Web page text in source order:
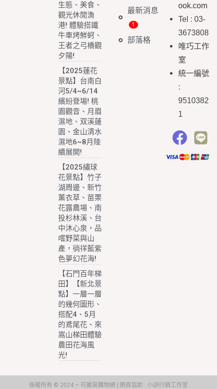
生態、美食、
觀光休閒漁
港! 體驗搭鐵
牛車烤鮮蚵、
王者之弓橋觀
夕陽!
【2025蓮花
景點】台南白
河5/4~6/14
繽紛登場! 桃
園觀音、月眉
濕地、双溪蓮
園、金山清水
濕地6~8月陸
續展開!
【2025繡球
花景點】竹子
湖周邊、新竹
薰衣草、苗栗
花露農場、南
投杉林溪、台
中沐心泉，品
嚐野菜與山
產，徜徉藍紫
色夢幻花海!
【石門百年梯
田】【新北景
點】一層一層
的幾何圖形、
搭配4、5月
的鳶尾花、來
嵩山梯田體驗
農田花海風
光!
最新消息
部落格
ook.com
Tel : 03-
3673808
唯巧工作
室
統一編號
:
9510382
1
版權所有 © 2024 – 可麗莫購物網 | 網頁協助 : 小訣行銷工作室